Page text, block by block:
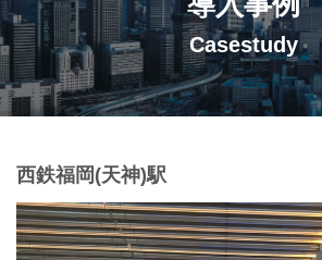
Casestudy
西鉄福岡(天神)駅